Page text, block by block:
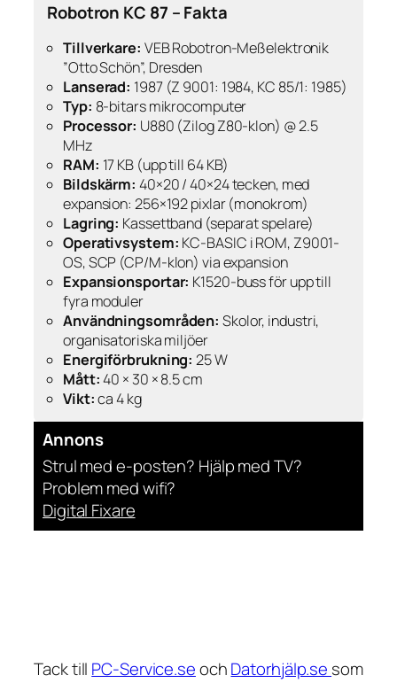
Robotron KC 87 – Fakta
Tillverkare: VEB Robotron-Meßelektronik
”Otto Schön”, Dresden
Lanserad: 1987 (Z 9001: 1984, KC 85/1: 1985)
Typ: 8-bitars mikrocomputer
Processor: U880 (Zilog Z80-klon) @ 2.5
MHz
RAM: 17 KB (upp till 64 KB)
Bildskärm: 40×20 / 40×24 tecken, med
expansion: 256×192 pixlar (monokrom)
Lagring: Kassettband (separat spelare)
Operativsystem: KC-BASIC i ROM, Z9001-
OS, SCP (CP/M-klon) via expansion
Expansionsportar: K1520-buss för upp till
fyra moduler
Användningsområden: Skolor, industri,
organisatoriska miljöer
Energiförbrukning: 25 W
Mått:40 × 30 × 8.5 cm
Vikt:ca 4 kg
Annons
Strul med e-posten? Hjälp med TV?
Problem med wifi?
Digital Fixare
Tack till PC-Service.seochDatorhjälp.se som